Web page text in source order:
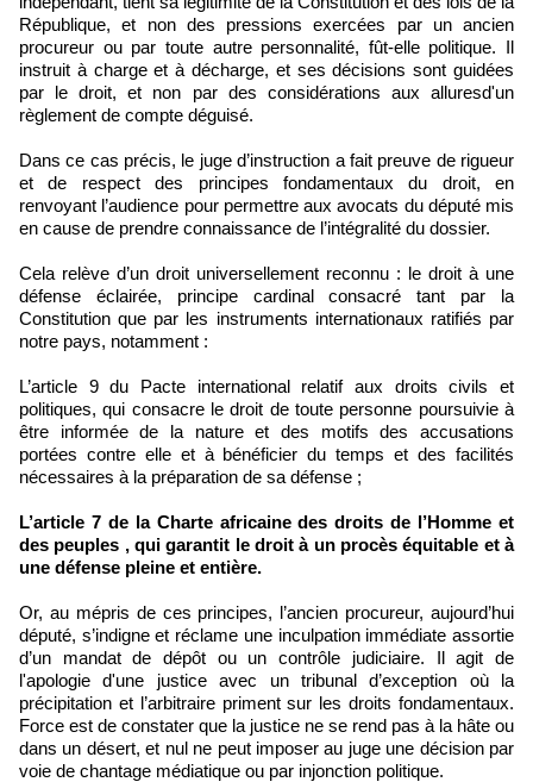
République, et non des pressions exercées par un ancien
procureur ou par toute autre personnalité, fût-elle politique. Il
instruit à charge et à décharge, et ses décisions sont guidées
par le droit, et non par des considérations aux alluresd'un
règlement de compte déguisé.
Dans ce cas précis, le juge d’instruction a fait preuve de rigueur
et de respect des principes fondamentaux du droit, en
renvoyant l’audience pour permettre aux avocats du député mis
en cause de prendre connaissance de l’intégralité du dossier.
Cela relève d’un droit universellement reconnu : le droit à une
défense éclairée, principe cardinal consacré tant par la
Constitution que par les instruments internationaux ratifiés par
notre pays, notamment :
L’article 9 du Pacte international relatif aux droits civils et
politiques, qui consacre le droit de toute personne poursuivie à
être informée de la nature et des motifs des accusations
portées contre elle et à bénéficier du temps et des facilités
nécessaires à la préparation de sa défense ;
L’article 7 de la Charte africaine des droits de l’Homme et
des peuples , qui garantit le droit à un procès équitable et à
une défense pleine et entière.
Or, au mépris de ces principes, l’ancien procureur, aujourd’hui
député, s’indigne et réclame une inculpation immédiate assortie
d’un mandat de dépôt ou un contrôle judiciaire. Il agit de
l'apologie d'une justice avec un tribunal d’exception où la
précipitation et l’arbitraire priment sur les droits fondamentaux.
Force est de constater que la justice ne se rend pas à la hâte ou
dans un désert, et nul ne peut imposer au juge une décision par
voie de chantage médiatique ou par injonction politique.